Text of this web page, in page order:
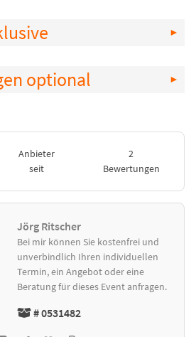
optional
Anbieter
seit
2
Bewertungen
Jörg Ritscher
Bei mir können Sie kostenfrei und
unverbindlich Ihren individuellen
Termin, ein Angebot oder eine
Beratung für dieses Event anfragen.
# 0531482